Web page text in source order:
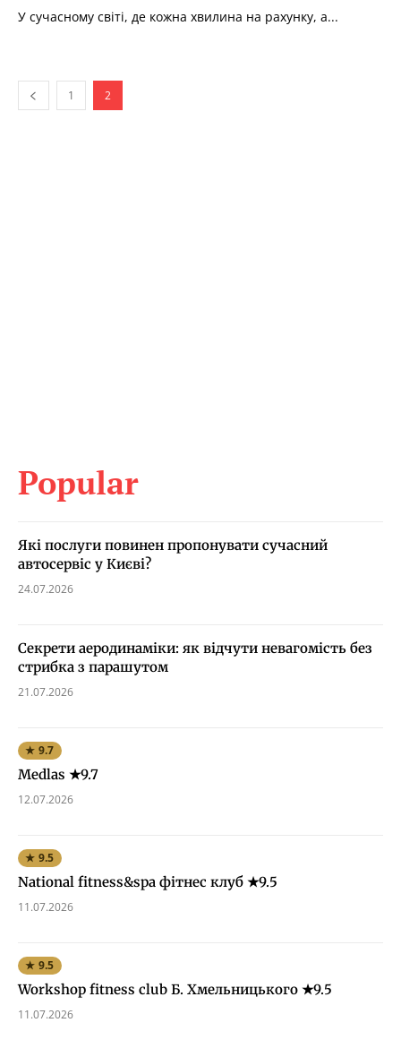
У сучасному світі, де кожна хвилина на рахунку, а...
1 2
Popular
Які послуги повинен пропонувати сучасний
автосервіс у Києві?
24.07.2026
Секрети аеродинаміки: як відчути невагомість без
стрибка з парашутом
21.07.2026
★ 9.7
Medlas ★9.7
12.07.2026
★ 9.5
National fitness&spa фітнес клуб ★9.5
11.07.2026
★ 9.5
Workshop fitness club Б. Хмельницького ★9.5
11.07.2026